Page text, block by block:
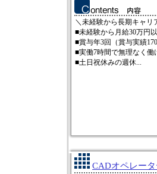
＼未経験から長期キャリ
■未経験から月給30万円
■賞与年3回（賞与実績170
■実働7時間で無理なく働
■土日祝休みの週休...
CADオペレー